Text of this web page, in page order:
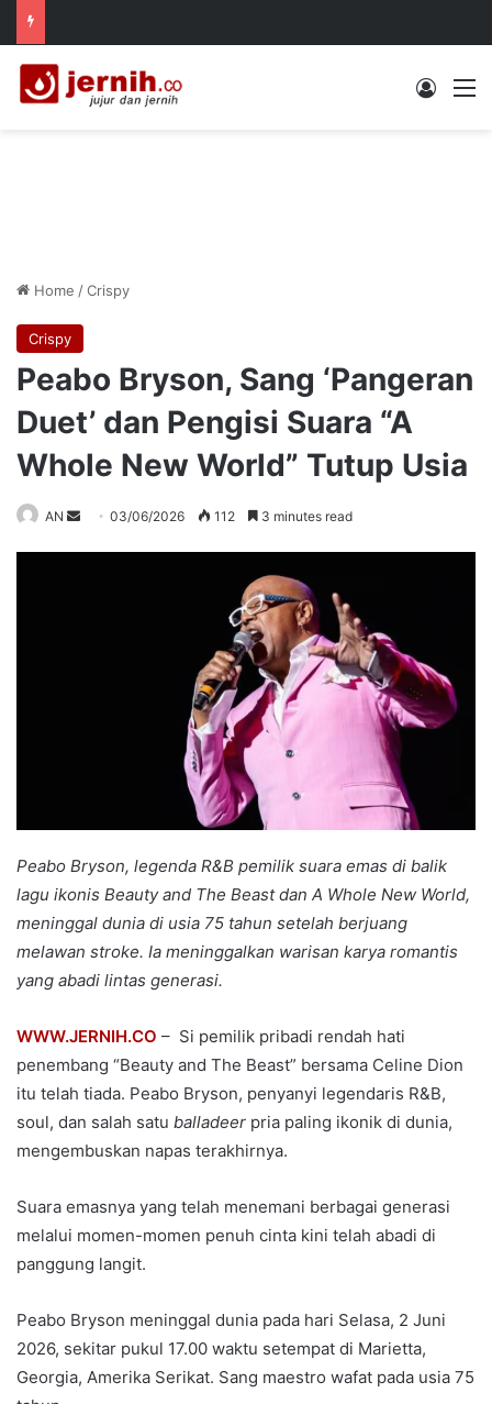
Log In
Home /Crispy
Crispy
Peabo Bryson, Sang ‘Pangeran
Duet’ dan Pengisi Suara “A
Whole New World” Tutup Usia
AN
Send03/06/2026 112 3 minutes read
Peabo Bryson, legenda R&B pemilik suara emas di balik
lagu ikonis Beauty and The Beast dan A Whole New World,
meninggal dunia di usia 75 tahun setelah berjuang
melawan stroke. Ia meninggalkan warisan karya romantis
yang abadi lintas generasi.
WWW.JERNIH.CO – Si pemilik pribadi rendah hati
penembang “Beauty and The Beast” bersama Celine Dion
itu telah tiada. Peabo Bryson, penyanyi legendaris R&B,
soul, dan salah satu balladeer pria paling ikonik di dunia,
mengembuskan napas terakhirnya.
Suara emasnya yang telah menemani berbagai generasi
melalui momen-momen penuh cinta kini telah abadi di
panggung langit.
Peabo Bryson meninggal dunia pada hari Selasa, 2 Juni
2026, sekitar pukul 17.00 waktu setempat di Marietta,
Georgia, Amerika Serikat. Sang maestro wafat pada usia 75